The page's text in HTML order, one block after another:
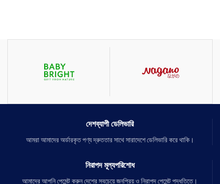
দেশব্যাপী ডেলিভারি
আমরা আমাদের অর্ডারকৃত পণ্য দ্রুততার সাথে সারাদেশে ডেলিভারি করে থাকি।
নিরাপদ মূল্যপরিশোধ
আমাদের আপনি পেমেন্ট করুন দেশের সবচেয়ে জনপ্রিয় ও নিরাপদ পেমেন্ট পদ্ধতিতে।